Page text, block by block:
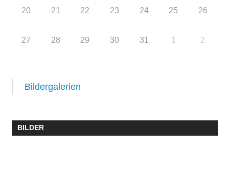
20 21 22 23 24 25 26
27 28 29 30 31 1 2
Bildergalerien
BILDER